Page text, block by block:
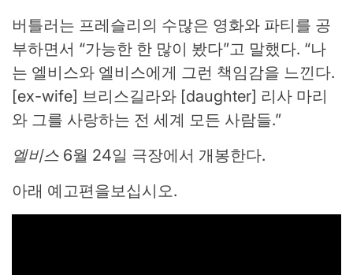
버틀러는 프레슬리의 수많은 영화와 파티를 공
부하면서 “가능한 한 많이 봤다”고 말했다. “나
는 엘비스와 엘비스에게 그런 책임감을 느낀다.
[ex-wife] 브리스길라와 [daughter] 리사 마리
와 그를 사랑하는 전 세계 모든 사람들.”
엘비스 6월 24일 극장에서 개봉한다.
아래 예고편을보십시오.